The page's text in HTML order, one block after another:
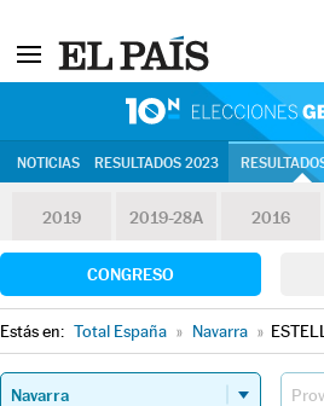
NOTICIAS RESULTADOS 2023
2019 2019-28A 2016
CONGRESO
Estás en: Total España » Navarra »